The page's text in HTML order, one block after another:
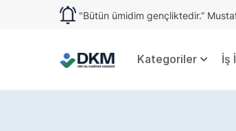
"Bütün ümidim gençliktedir.”
Kategoriler İş